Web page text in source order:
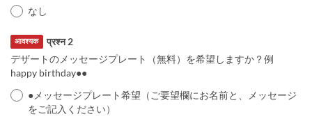
なし
प्रश्न 2
आवश्यक
デザートのメッセージプレート（無料）を希望しますか？例
happy birthday●●
●メッセージプレート希望（ご要望欄にお名前と、メッセージ
をご記入ください）